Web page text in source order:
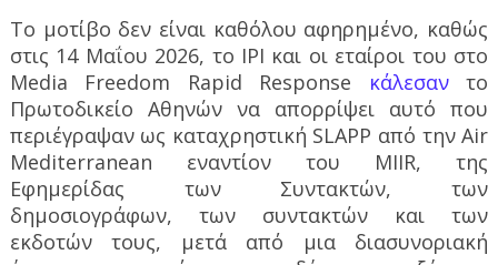
Το μοτίβο δεν είναι καθόλου αφηρημένο, καθώς
στις 14 Μαΐου 2026, το IPI και οι εταίροι του στο
Media Freedom Rapid Response κάλεσαντο
Πρωτοδικείο Αθηνών να απορρίψει αυτό που
περιέγραψαν ως καταχρηστική SLAPP από την Air
Mediterranean εναντίον του MIIR, της
Εφημερίδας των Συντακτών, των
δημοσιογράφων, των συντακτών και των
εκδοτών τους, μετά από μια διασυνοριακή